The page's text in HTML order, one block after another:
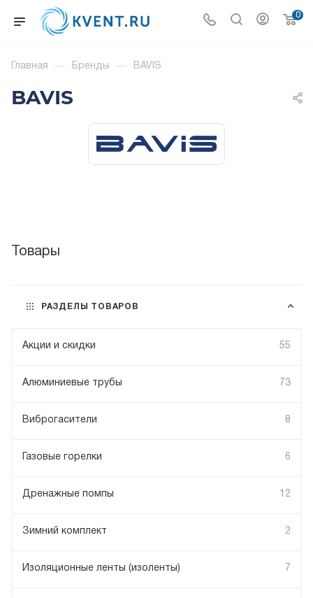
0
Главная — Бренды — BAVIS
BAVIS
Товары
РАЗДЕЛЫ ТОВАРОВ
Акции и скидки 55
Алюминиевые трубы 73
Виброгасители 8
Газовые горелки 6
Дренажные помпы 12
Зимний комплект 2
Изоляционные ленты (изоленты) 7